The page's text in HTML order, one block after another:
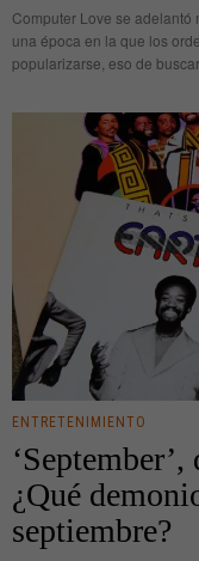
Computer Love se adelantó
una época en la que los
popularizarse, eso de
ENTRETENIMIENTO
¿Qué
septiembre?